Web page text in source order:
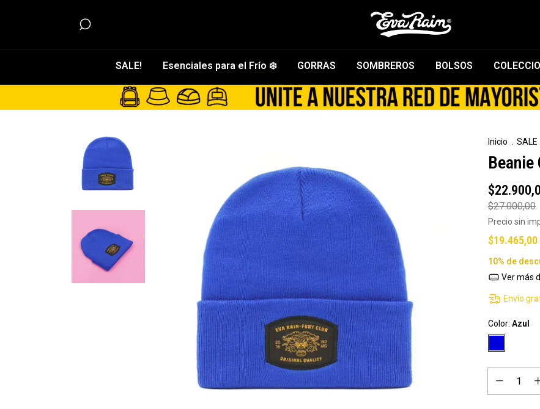
SALE! Esenciales para el Frío ❄️ GORRAS SOMBREROS BOLSOS
Inicio SALE
Beanie
$27.000,00
Precio sin
$19.465,00
Ver más
Envío
Color: Azul